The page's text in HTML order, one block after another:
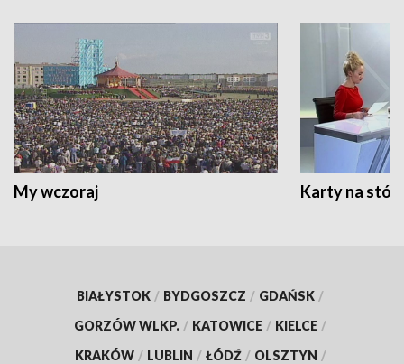
My wczoraj Karty na
BIAŁYSTOK / BYDGOSZCZ / GDAŃSK /
GORZÓW WLKP. / KATOWICE / KIELCE /
KRAKÓW / LUBLIN / ŁÓDŹ / OLSZTYN /